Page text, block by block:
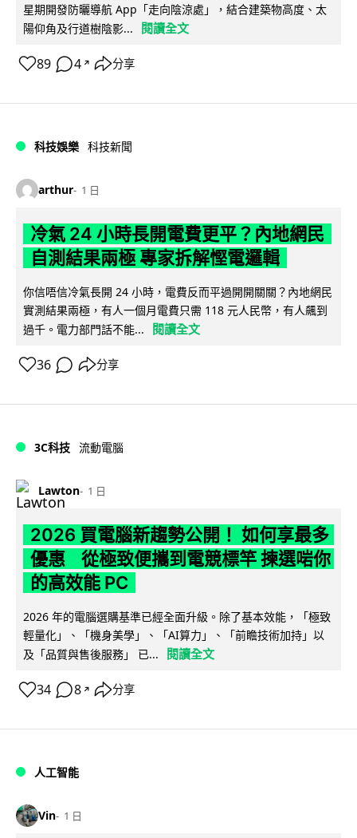
星期開發防曬導航 App「走向陰涼處」，結合建築物高度、太
陽仰角及行道樹陰影...
閱讀全文
89 4 ↗ 分享
科技娛樂 科技新聞
arthur 1 日
冷氣 24 小時長開電費更平？內地網民
自測結果兩極 專家拆解慳電邏輯
你信唔信冷氣長開 24 小時，電費反而平過開開關關？內地網民
實測結果兩極，有人一個月電費只需 118 元人民幣，有人飆到
過千。電力部門話不能...
閱讀全文
36 分享
3C科技 流動電腦
Lawton 1 日
2026 買電腦新趨勢公開！ 如何享最多
優惠 從極致便攜到電競標竿 揀選啱你
的高效能 PC
2026 年的電腦選購基準已經全面升級。除了基本效能，「極致
輕量化」、「機身美學」、「AI算力」、「前瞻技術加持」以
及「品質與售後服務」 已...
閱讀全文
34 8 ↗ 分享
人工智能
Vin 1 日